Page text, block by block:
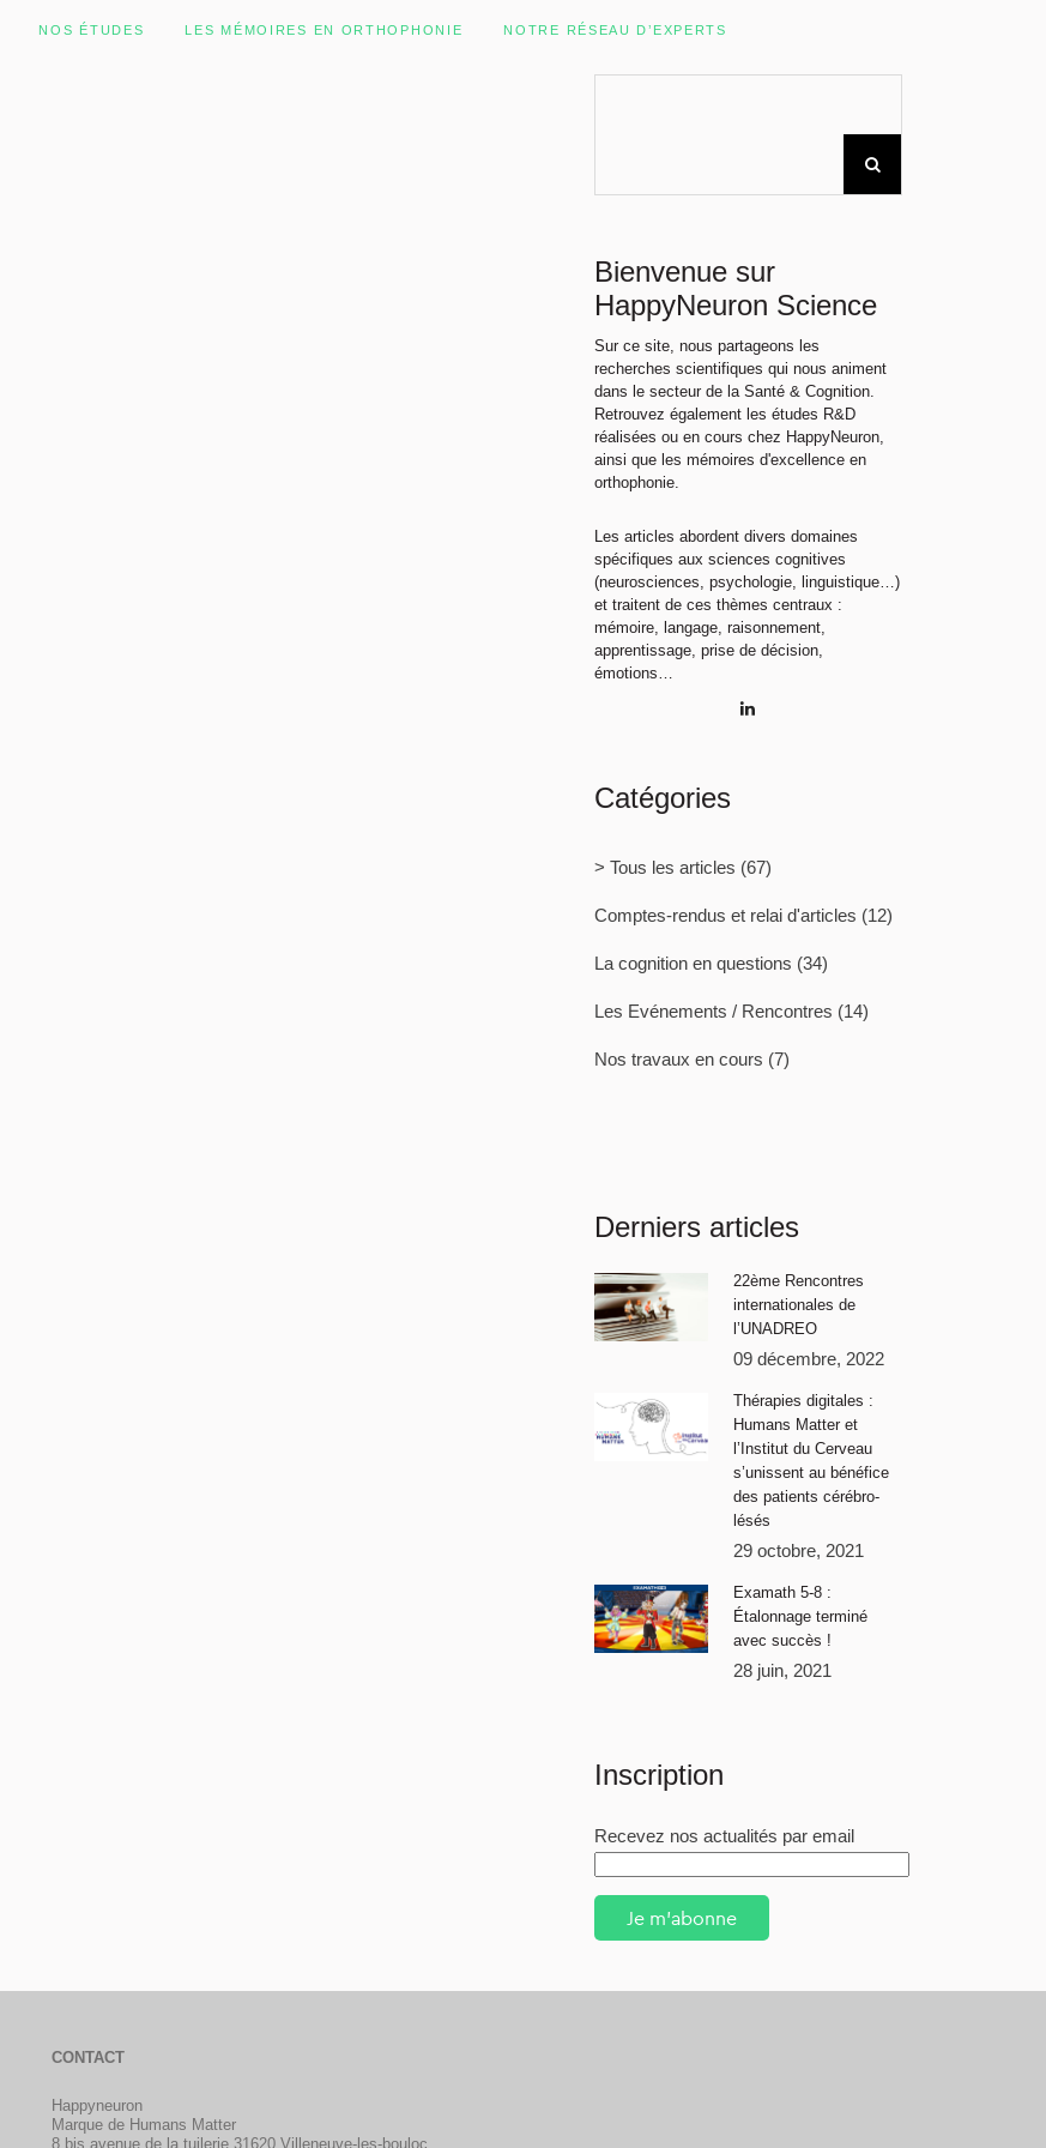
NOS ÉTUDES LES MÉMOIRES EN ORTHOPHONIE NOTRE RÉSEAU D’EXPERTS
Rechercher sur le site
Bienvenue sur
HappyNeuron Science
Sur ce site, nous partageons les
recherches scientifiques qui nous animent
dans le secteur de la Santé & Cognition.
Retrouvez également les études R&D
réalisées ou en cours chez HappyNeuron,
ainsi que les mémoires d'excellence en
orthophonie.
Les articles abordent divers domaines
spécifiques aux sciences cognitives
(neurosciences, psychologie, linguistique…)
et traitent de ces thèmes centraux :
mémoire, langage, raisonnement,
apprentissage, prise de décision,
émotions…
Catégories
> Tous les articles (67)
Comptes-rendus et relai d'articles (12)
La cognition en questions (34)
Les Evénements / Rencontres (14)
Nos travaux en cours (7)
Derniers articles
22ème Rencontres
internationales de
l’UNADREO
09 décembre, 2022
Thérapies digitales :
Humans Matter et
l’Institut du Cerveau
s’unissent au bénéfice
des patients cérébro-
lésés
29 octobre, 2021
Examath 5-8 :
Étalonnage terminé
avec succès !
28 juin, 2021
Inscription
Recevez nos actualités par email
Je m'abonne
CONTACT
Happyneuron
Marque de Humans Matter
8 bis avenue de la tuilerie 31620 Villeneuve-les-bouloc